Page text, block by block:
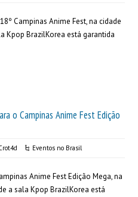
Campinas Anime Fest, na cidade
Kpop BrazilKorea está garantida
o Campinas Anime Fest Edição
Eventos no Brasil
Anime Fest Edição Mega, na
a sala Kpop BrazilKorea está